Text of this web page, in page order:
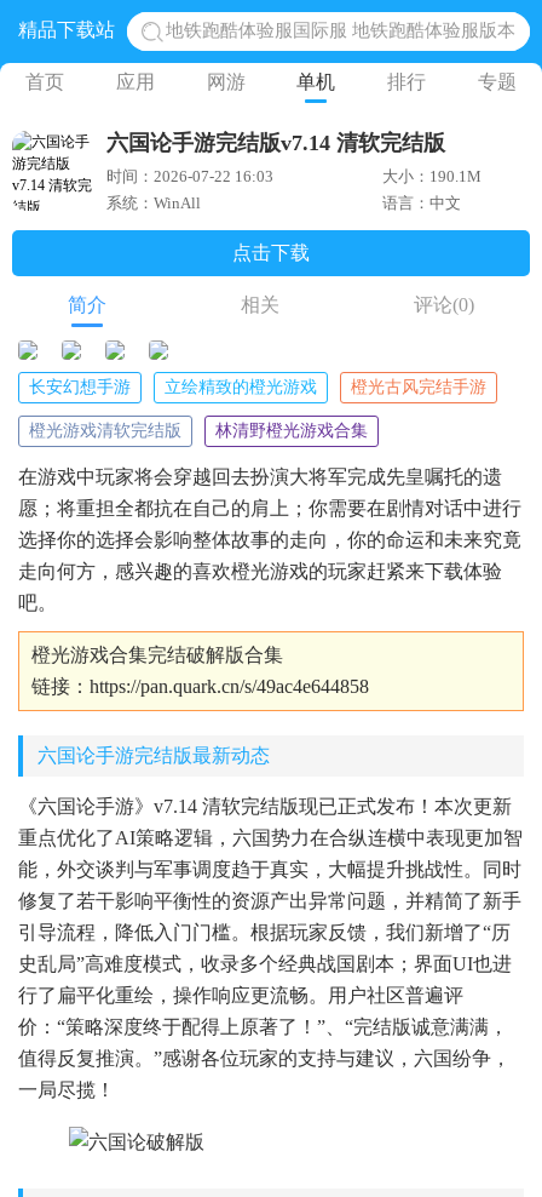
精品下载站
网易光遇手游正版 点亮星空共庆周年
黎明觉醒生机腾讯正版 黎明觉醒生机国际服
蛋仔派对下载 蛋仔派对体验服
奥特曼王者传奇 正版奥特曼游戏
地铁跑酷体验服国际服 地铁跑酷体验服版本
首页 应用 网游 单机 排行 专题
六国论手游完结版v7.14 清软完结版
时间：2026-07-22 16:03
大小：190.1M
系统：WinAll
语言：中文
点击下载
简介 相关 评论(0)
长安幻想手游 立绘精致的橙光游戏 橙光古风完结手游
橙光游戏清软完结版 林清野橙光游戏合集
在游戏中玩家将会穿越回去扮演大将军完成先皇嘱托的遗
愿；将重担全都抗在自己的肩上；你需要在剧情对话中进行
选择你的选择会影响整体故事的走向，你的命运和未来究竟
走向何方，感兴趣的喜欢橙光游戏的玩家赶紧来下载体验
吧。
橙光游戏合集完结破解版合集
链接： https://pan.quark.cn/s/49ac4e644858
六国论手游完结版最新动态
《六国论手游》v7.14 清软完结版现已正式发布！本次更新
重点优化了AI策略逻辑，六国势力在合纵连横中表现更加智
能，外交谈判与军事调度趋于真实，大幅提升挑战性。同时
修复了若干影响平衡性的资源产出异常问题，并精简了新手
引导流程，降低入门门槛。根据玩家反馈，我们新增了“历
史乱局”高难度模式，收录多个经典战国剧本；界面UI也进
行了扁平化重绘，操作响应更流畅。用户社区普遍评
价：“策略深度终于配得上原著了！”、“完结版诚意满满，
值得反复推演。”感谢各位玩家的支持与建议，六国纷争，
一局尽揽！